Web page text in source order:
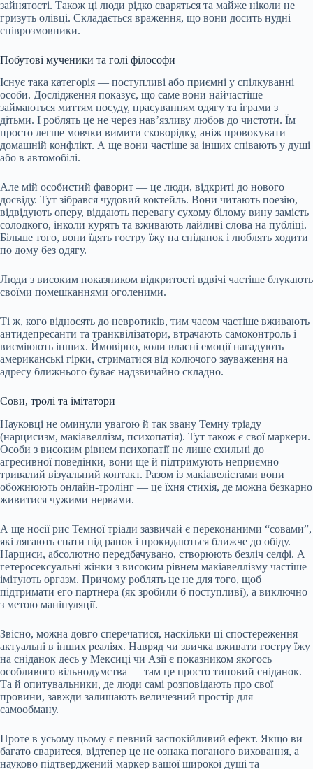
зайнятості. Також ці люди рідко сваряться та майже ніколи не
гризуть олівці. Складається враження, що вони досить нудні
співрозмовники.
Побутові мученики та голі філософи
Існує така категорія — поступливі або приємні у спілкуванні
особи. Дослідження показує, що саме вони найчастіше
займаються миттям посуду, прасуванням одягу та іграми з
дітьми. І роблять це не через нав’язливу любов до чистоти. Їм
просто легше мовчки вимити сковорідку, аніж провокувати
домашній конфлікт. А ще вони частіше за інших співають у душі
або в автомобілі.
Але мій особистий фаворит — це люди, відкриті до нового
досвіду. Тут зібрався чудовий коктейль. Вони читають поезію,
відвідують оперу, віддають перевагу сухому білому вину замість
солодкого, інколи курять та вживають лайливі слова на публіці.
Більше того, вони їдять гостру їжу на сніданок і люблять ходити
по дому без одягу.
Люди з високим показником відкритості вдвічі частіше блукають
своїми помешканнями оголеними.
Ті ж, кого відносять до невротиків, тим часом частіше вживають
антидепресанти та транквілізатори, втрачають самоконтроль і
висміюють інших. Ймовірно, коли власні емоції нагадують
американські гірки, стриматися від колючого зауваження на
адресу ближнього буває надзвичайно складно.
Сови, тролі та імітатори
Науковці не оминули увагою й так звану Темну тріаду
(нарцисизм, макіавеллізм, психопатія). Тут також є свої маркери.
Особи з високим рівнем психопатії не лише схильні до
агресивної поведінки, вони ще й підтримують неприємно
тривалий візуальний контакт. Разом із макіавелістами вони
обожнюють онлайн-тролінг — це їхня стихія, де можна безкарно
живитися чужими нервами.
А ще носії рис Темної тріади зазвичай є переконаними “совами”,
які лягають спати під ранок і прокидаються ближче до обіду.
Нарциси, абсолютно передбачувано, створюють безліч селфі. А
гетеросексуальні жінки з високим рівнем макіавеллізму частіше
імітують оргазм. Причому роблять це не для того, щоб
підтримати его партнера (як зробили б поступливі), а виключно
з метою маніпуляції.
Звісно, можна довго сперечатися, наскільки ці спостереження
актуальні в інших реаліях. Навряд чи звичка вживати гостру їжу
на сніданок десь у Мексиці чи Азії є показником якогось
особливого вільнодумства — там це просто типовий сніданок.
Та й опитувальники, де люди самі розповідають про свої
провини, завжди залишають величезний простір для
самообману.
Проте в усьому цьому є певний заспокійливий ефект. Якщо ви
багато сваритеся, відтепер це не ознака поганого виховання, а
науково підтверджений маркер вашої широкої душі та